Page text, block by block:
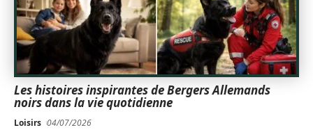
Les histoires inspirantes de Bergers Allemands
noirs dans la vie quotidienne
Loisirs 04/07/2026